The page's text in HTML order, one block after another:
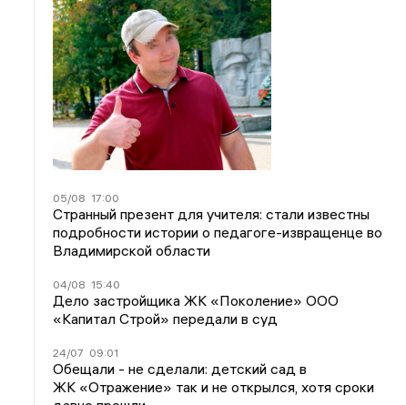
05/08 17:00
Странный презент для учителя: стали известны
подробности истории о педагоге-извращенце во
Владимирской области
04/08 15:40
Дело застройщика ЖК «Поколение» ООО
«Капитал Строй» передали в суд
24/07 09:01
Обещали - не сделали: детский сад в
ЖК «Отражение» так и не открылся, хотя сроки